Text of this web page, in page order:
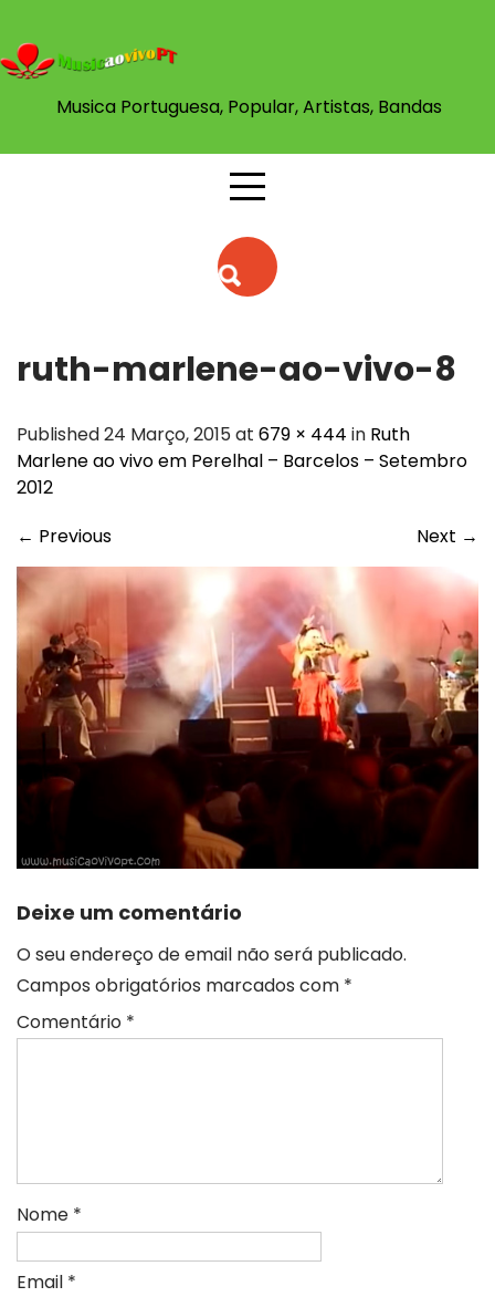
content
Musica Portuguesa, Popular, Artistas, Bandas
ruth-marlene-ao-vivo-8
Published 24 Março, 2015 at 679 × 444 in Ruth
Marlene ao vivo em Perelhal – Barcelos – Setembro
2012
← Previous Next →
Deixe um comentário
O seu endereço de email não será publicado.
Campos obrigatórios marcados com *
Comentário *
Nome *
Email *